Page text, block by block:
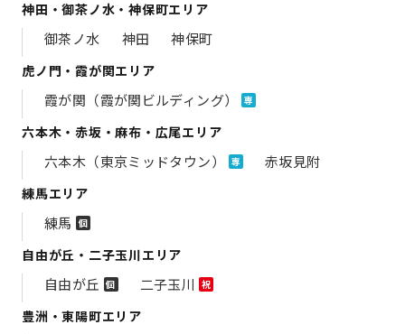
神田・御茶ノ水・神保町エリア
御茶ノ水 神田 神保町
虎ノ門・霞が関エリア
霞が関（霞が関ビルディング） 専
六本木・赤坂・麻布・広尾エリア
六本木（東京ミッドタウン） 専 赤坂見附
練馬エリア
練馬 個
自由が丘・二子玉川エリア
自由が丘 個 二子玉川 祝
豊洲・東陽町エリア